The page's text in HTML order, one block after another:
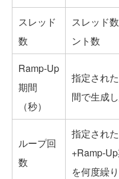
スレッド
数
スレッド
ント数
Ramp-Up
期間
（秒）
指定され
間で生成
ループ回
数
指定され
+Ramp-
を何度繰